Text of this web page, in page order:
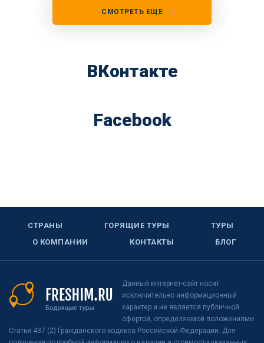
СМОТРЕТЬ ЕЩЕ
ВКонтакте
Facebook
СТРАНЫ ГОРЯЩИЕ ТУРЫ
ТУРЫ
О КОМПАНИИ
КОНТАКТЫ БЛОГ
Данный интернет-сайт носит
исключительно информационный
характер и не является публичной
офертой, определяемой положениями
Статьи 437 (2) Гражданского кодекса Российской Федерации. Для